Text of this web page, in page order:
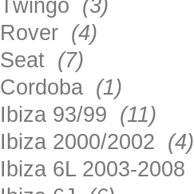
Twingo (3)
Rover (4)
Seat (7)
Cordoba (1)
Ibiza 93/99 (11)
Ibiza 2000/2002 (4)
Ibiza 6L 2003-2008